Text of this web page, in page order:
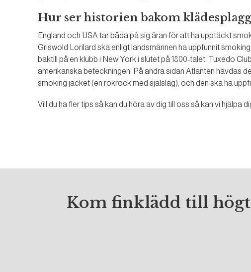
Hur ser historien bakom
England och USA tar båda på sig äran för att ha upptäckt
Griswold Lorilard ska enligt landsmännen ha uppfunnit
baktill på en klubb i New York i slutet på 1800-talet. Tuxedo
amerikanska beteckningen. På andra sidan Atlanten hävdas
smoking jacket (en rökrock med sjalslag), och den ska ha
Vill du ha fler tips så kan du höra av dig till oss så kan vi hjälpa
Kom finklädd till